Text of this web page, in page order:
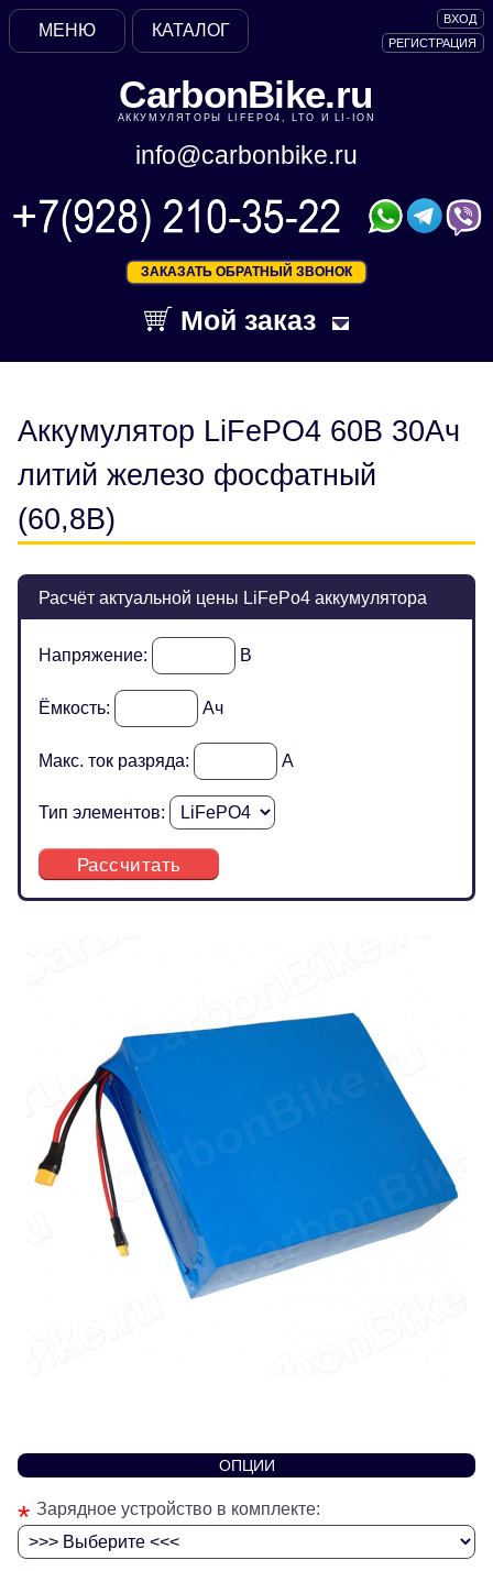
CarbonBike.ru
АККУМУЛЯТОРЫ LIFEPO4, LTO И LI-ION
info@carbonbike.ru
ЗАКАЗАТЬ ОБРАТНЫЙ ЗВОНОК
Мой заказ
ВХОД
РЕГИСТРАЦИЯ
КАТАЛОГ
МЕНЮ
Аккумулятор LiFePO4 60В 30Ач
литий железо фосфатный
(60,8В)
Расчёт актуальной цены LiFePo4 аккумулятора
Напряжение: В
Ёмкость: Ач
Макс. ток разряда: А
Тип элементов:
Рассчитать
ОПЦИИ
* Зарядное устройство в комплекте: